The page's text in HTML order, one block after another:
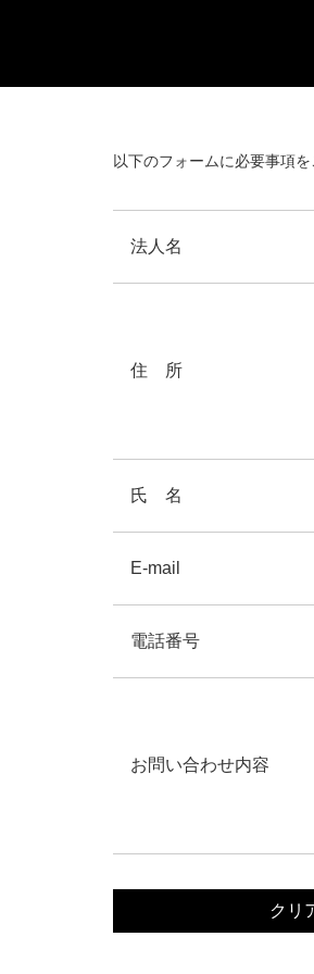
以下のフォームに必要事項
法人名
住 所
氏 名
E-mail
電話番号
お問い合わせ内容